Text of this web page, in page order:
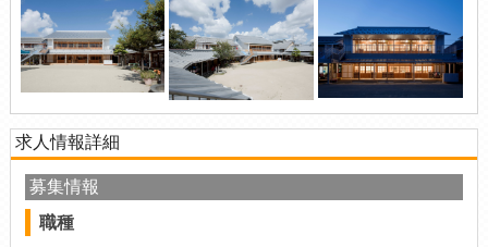
求人情報詳細
募集情報
職種